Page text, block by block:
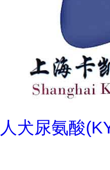
人犬尿氨酸